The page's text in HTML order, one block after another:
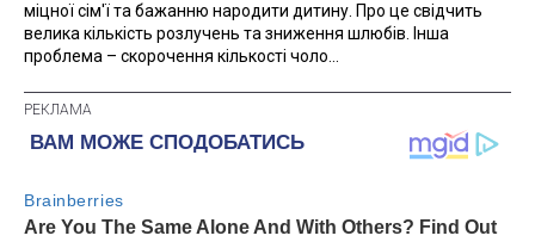
міцної сім'ї та бажанню народити дитину. Про це свідчить
велика кількість розлучень та зниження шлюбів. Інша
проблема – скорочення кількості чоло...